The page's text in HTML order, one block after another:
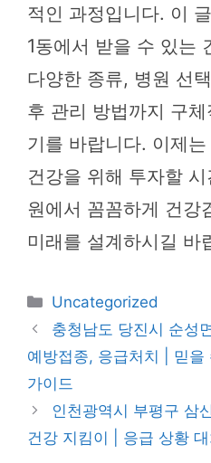
적인 과정입니다. 이
1동에서 받을 수 있는
다양한 종류, 병원 선
후 관리 방법까지 구
기를 바랍니다. 이제
건강을 위해 투자할
원에서 꼼꼼하게 건강
미래를 설계하시길 바
카
테
고
리
Uncategorized
충청남도 당진시 순성
예방접종, 응급처치 | 믿을
가이드
인천광역시 부평구 삼
건강 지킴이 | 응급 상황 대